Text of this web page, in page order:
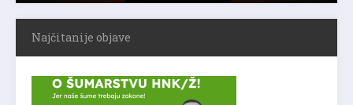
Najčitanije objave